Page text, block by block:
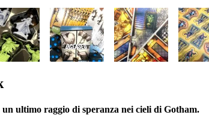
ultimo raggio di speranza nei cieli di Gotham.